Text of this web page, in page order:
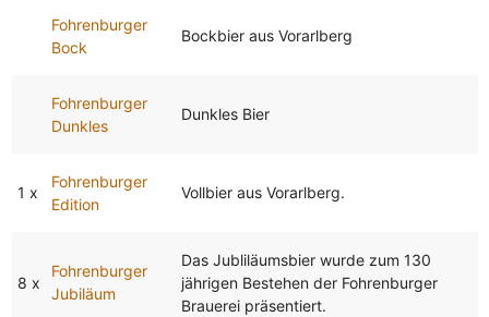
Fohrenburger
Bock
Bockbier aus Vorarlberg
Fohrenburger
Dunkles
Dunkles Bier
1 x
Fohrenburger
Edition
Vollbier aus Vorarlberg.
8 x
Fohrenburger
Jubiläum
Das Jubliläumsbier wurde zum 130
jährigen Bestehen der Fohrenburger
Brauerei präsentiert.